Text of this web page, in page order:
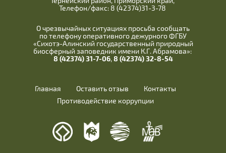
Телефон/факс: 8 (42374)31-3-78
О чрезвычайных ситуациях просьба сообщать
по телефону оперативного дежурного ФГБУ
«Сихотэ-Алинский государственный природный
биосферный заповедник имени К.Г. Абрамова»:
8 (42374) 31-7-06,8 (42374) 32-8-54
Главная Оставить отзыв
Контакты
Противодействие коррупции